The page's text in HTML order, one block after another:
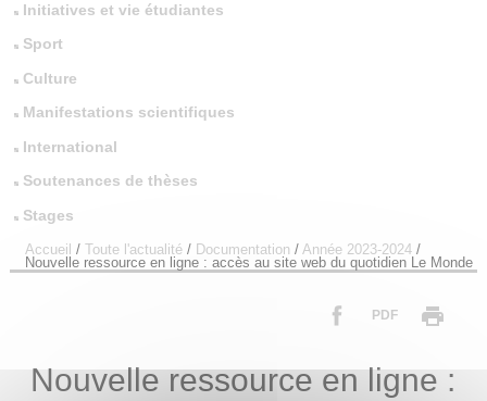
Initiatives et vie étudiantes
Sport
Culture
Manifestations scientifiques
International
Soutenances de thèses
Stages
Accueil / Toute l'actualité/ Documentation / Année 2023-2024/
Nouvelle ressource en ligne : accès au site web du quotidien Le Monde
PDF
Nouvelle ressource en ligne :